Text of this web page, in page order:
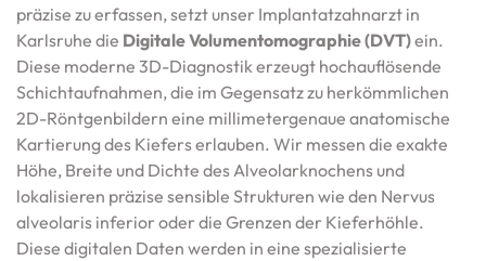
präzise zu erfassen, setzt unser Implantatzahnarzt in
Karlsruhe die Digitale Volumentomographie (DVT)ein.
Diese moderne 3D-Diagnostik erzeugt hochauflösende
Schichtaufnahmen, die im Gegensatz zu herkömmlichen
2D-Röntgenbildern eine millimetergenaue anatomische
Kartierung des Kiefers erlauben. Wir messen die exakte
Höhe, Breite und Dichte des Alveolarknochens und
lokalisieren präzise sensible Strukturen wie den Nervus
alveolaris inferior oder die Grenzen der Kieferhöhle.
Diese digitalen Daten werden in eine spezialisierte